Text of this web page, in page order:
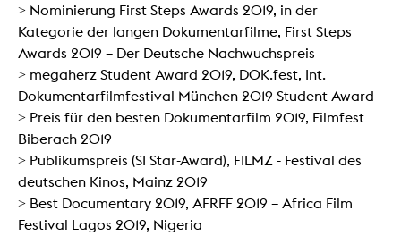
> Nominierung First Steps Awards 2019, in der
Kategorie der langen Dokumentarfilme, First Steps
Awards 2019 – Der Deutsche Nachwuchspreis
> megaherz Student Award 2019, DOK.fest, Int.
Dokumentarfilmfestival München 2019 Student Award
> Preis für den besten Dokumentarfilm 2019, Filmfest
Biberach 2019
> Publikumspreis (SI Star-Award), FILMZ - Festival des
deutschen Kinos, Mainz 2019
> Best Documentary 2019, AFRFF 2019 – Africa Film
Festival Lagos 2019, Nigeria